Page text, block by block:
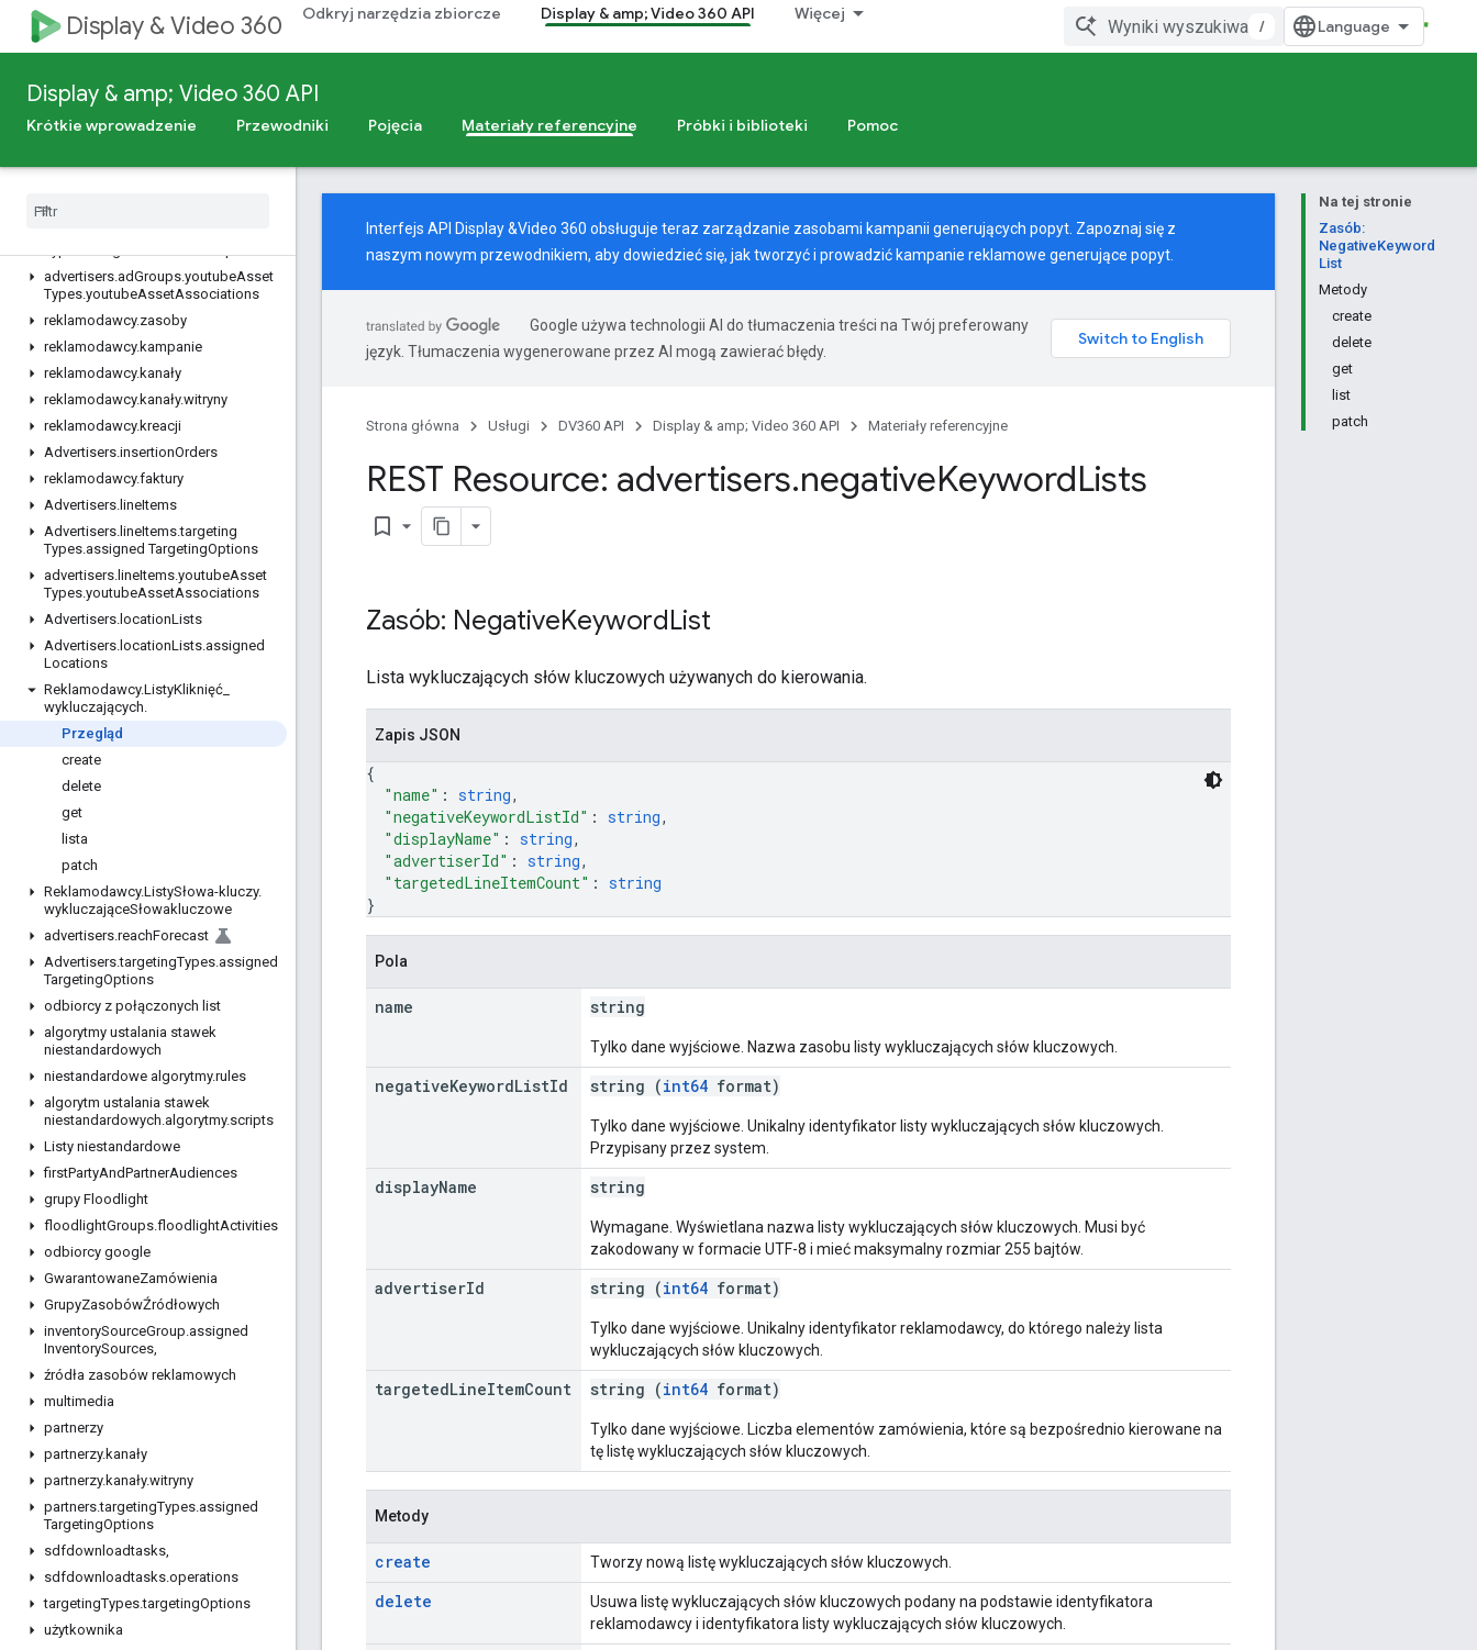
Display & Video 360 Odkryj narzędzia zbiorcze Display & amp; Video 360 API Więcej
/
Display & amp; Video 360 API
Krótkie wprowadzenie Przewodniki Pojęcia Materiały referencyjne Próbki i biblioteki Pomoc
Importowanie do BigQuery
v4
Zasoby REST
reklamodawcy
reklamodawcy
advertisers.adGroups.youtubeAsset
Types.youtubeAssetAssociations
reklamodawcy.zasoby
reklamodawcy.kampanie
reklamodawcy.kanały
reklamodawcy.kanały.witryny
reklamodawcy.kreacji
Advertisers.insertionOrders
reklamodawcy.faktury
Advertisers. lineItems
Advertisers. lineItems.targeting
Types.assigned TargetingOptions
advertisers. lineItems.youtubeAsset
Types.youtubeAssetAssociations
Advertisers. locationLists
Advertisers. locationLists.assigned
Locations
Reklamodawcy.ListyKliknięć
wykluczających.
Przegląd
create
delete
get
lista
patch
Reklamodawcy.ListySłowa-kluczy.
wykluczająceSłowakluczowe
advertisers.reachForecast
Advertisers.targetingTypes.assigned
TargetingOptions
odbiorcy z połączonych list
algorytmy ustalania stawek
niestandardowych
niestandardowe algorytmy.rules
algorytm ustalania stawek
niestandardowych.algorytmy.scripts
Listy niestandardowe
firstPartyAndPartnerAudiences
grupy Floodlight
floodlightGroups.floodlightActivities
odbiorcy google
GwarantowaneZamówienia
GrupyZasobówŹródłowych
inventorySourceGroup.assigned
InventorySources,
źródła zasobów reklamowych
multimedia
partnerzy
partnerzy.kanały
partnerzy.kanały.witryny
partners.targetingTypes.assigned
TargetingOptions
sdfdownloadtasks,
sdfdownloadtasks.operations
targetingTypes.targetingOptions
użytkownika
Na tej stronie
Zasób:
NegativeKeyword
List
Metody
create
delete
get
list
patch
Interfejs API Display &Video 360 obsługuje teraz zarządzanie zasobami kampanii generujących popyt. Zapoznaj się z
naszym nowym przewodnikiem, aby dowiedzieć się, jak tworzyć i prowadzić kampanie reklamowe generujące popyt.
Google używa technologii AI do tłumaczenia treści na Twój preferowany
język. Tłumaczenia wygenerowane przez AI mogą zawierać błędy.
Strona główna Usługi DV360 API Display & amp; Video 360 API Materiały referencyjne
REST Resource: advertisers.negativeKeywordLists
bookmark_border
Zasób: NegativeKeywordList
Lista wykluczających słów kluczowych używanych do kierowania.
Zapis JSON
{
"name" : string,
"negativeKeywordListId" : string,
"displayName" : string,
"advertiserId" : string,
"targetedLineItemCount" : string
}
Pola
name string
Tylko dane wyjściowe. Nazwa zasobu listy wykluczających słów kluczowych.
negativeKeywordListId string (int64 format)
Tylko dane wyjściowe. Unikalny identyfikator listy wykluczających słów kluczowych.
Przypisany przez system.
displayName string
Wymagane. Wyświetlana nazwa listy wykluczających słów kluczowych. Musi być
zakodowany w formacie UTF-8 i mieć maksymalny rozmiar 255 bajtów.
advertiserId string (int64 format)
Tylko dane wyjściowe. Unikalny identyfikator reklamodawcy, do którego należy lista
wykluczających słów kluczowych.
targetedLineItemCount string (int64 format)
Tylko dane wyjściowe. Liczba elementów zamówienia, które są bezpośrednio kierowane na
tę listę wykluczających słów kluczowych.
Metody
create Tworzy nową listę wykluczających słów kluczowych.
delete
Usuwa listę wykluczających słów kluczowych podany na podstawie identyfikatora
reklamodawcy i identyfikatora listy wykluczających słów kluczowych.